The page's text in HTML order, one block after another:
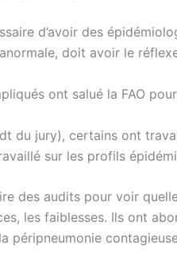
d’avoir des
doit avoir le
ont salué la FAO
du jury), certains ont
sur les profils
des audits pour voir
les faiblesses. Ils ont
péripneumonie